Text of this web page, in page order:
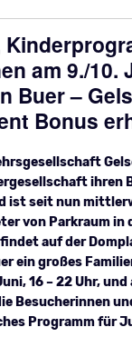
am 9./10.
Buer –
Bonus
ihren
ist seit nun
von Parkraum in
auf der
ein großes
16 – 22 Uhr,
Besucherinnen
Programm für